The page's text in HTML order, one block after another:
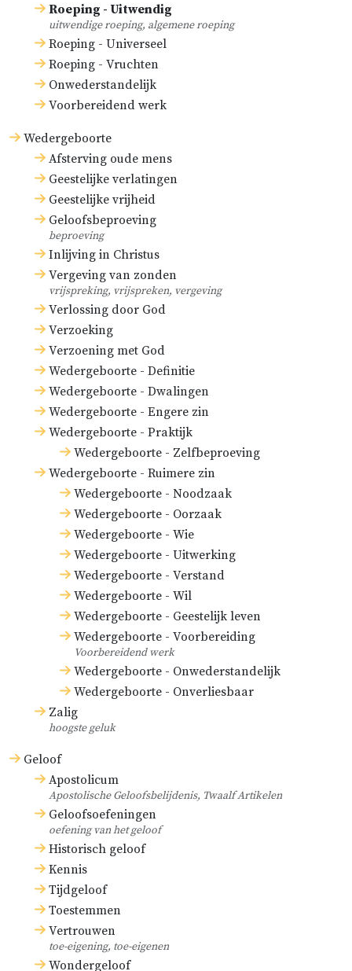
Roeping - Uitwendig
uitwendige roeping, algemene roeping
Roeping - Universeel
Roeping - Vruchten
Onwederstandelijk
Voorbereidend werk
Wedergeboorte
Afsterving oude mens
Geestelijke verlatingen
Geestelijke vrijheid
Geloofsbeproeving
beproeving
Inlijving in Christus
Vergeving van zonden
vrijspreking, vrijspreken, vergeving
Verlossing door God
Verzoeking
Verzoening met God
Wedergeboorte - Definitie
Wedergeboorte - Dwalingen
Wedergeboorte - Engere zin
Wedergeboorte - Praktijk
Wedergeboorte - Zelfbeproeving
Wedergeboorte - Ruimere zin
Wedergeboorte - Noodzaak
Wedergeboorte - Oorzaak
Wedergeboorte - Wie
Wedergeboorte - Uitwerking
Wedergeboorte - Verstand
Wedergeboorte - Wil
Wedergeboorte - Geestelijk leven
Wedergeboorte - Voorbereiding
Voorbereidend werk
Wedergeboorte - Onwederstandelijk
Wedergeboorte - Onverliesbaar
Zalig
hoogste geluk
Geloof
Apostolicum
Apostolische Geloofsbelijdenis, Twaalf Artikelen
Geloofsoefeningen
oefening van het geloof
Historisch geloof
Kennis
Tijdgeloof
Toestemmen
Vertrouwen
toe-eigening, toe-eigenen
Wondergeloof